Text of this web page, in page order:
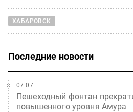
ХАБАРОВСК
Последние новости
Пешеходный фонтан
повышенного уровня Амура
07:07